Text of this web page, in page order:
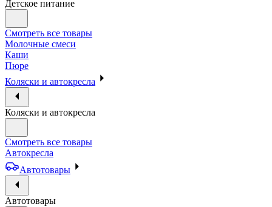
Детское питание
Смотреть все товары
Молочные смеси
Каши
Пюре
Коляски и автокресла
Коляски и автокресла
Смотреть все товары
Автокресла
Автотовары
Автотовары